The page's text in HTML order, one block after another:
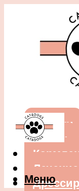
Собаки
Кошки
Лечение
Меню